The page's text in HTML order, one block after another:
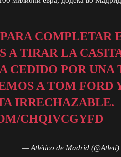
COMPLETAR
A TIRAR LA
CEDIDO POR UNA
A TOM FORD
IRRECHAZABLE.
CHQIVCGYFD
— Atlético de Madrid (@Atleti)